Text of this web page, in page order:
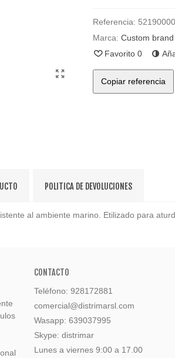
Referencia:
Marca: Custom brand
Favorito 0
Copiar referencia
POLITICA DE DEVOLUCIONES
al ambiente marino. Etilizado para
CONTACTO
Teléfono: 928172881
comercial@distrimarsl.com
Wasapp: 639037995
Skype: distrimar
Lunes a viernes 9:00 a 17.00